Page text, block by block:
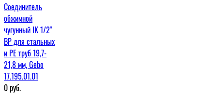
Соединитель
обжимной
чугунный IK 1/2"
ВР для стальных
и PE труб 19,7-
21,8 мм, Gebo
17.195.01.01
0руб.